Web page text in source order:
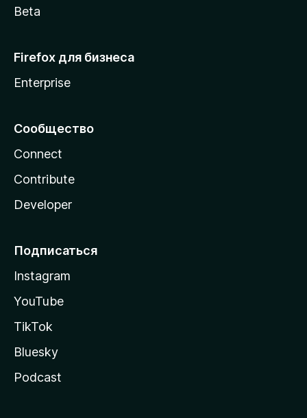
Beta
Firefox для бизнеса
Enterprise
Сообщество
Connect
Contribute
Developer
Подписаться
Instagram
YouTube
TikTok
Bluesky
Podcast